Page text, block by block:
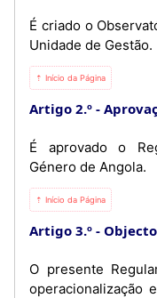
É criado o
Unidade de Gestão.
⇡ Início da Página
Artigo 2.º
É aprovado o
Género de Angola.
⇡ Início da Página
Artigo 3.º Objecto
O presente
operacionalização